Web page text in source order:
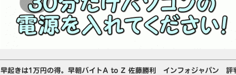
早起きは1万円の得。早朝バイトA to Z 佐藤勝利 インフォジャパン